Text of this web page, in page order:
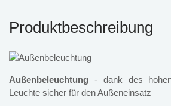
Produktbeschreibung
Außenbeleuchtung - dank des
Leuchte sicher für den Außeneinsatz